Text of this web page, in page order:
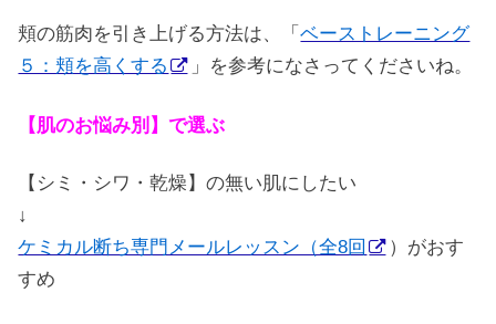
頬の筋肉を引き上げる方法は、「ベーストレーニング
５：頬を高くする
」を参考になさってくださいね。
【肌のお悩み別】で選ぶ
【シミ・シワ・乾燥】の無い肌にしたい
↓
ケミカル断ち専門メールレッスン（全8回
）がおす
すめ